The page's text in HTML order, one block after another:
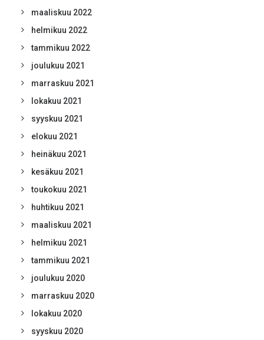
maaliskuu 2022
helmikuu 2022
tammikuu 2022
joulukuu 2021
marraskuu 2021
lokakuu 2021
syyskuu 2021
elokuu 2021
heinäkuu 2021
kesäkuu 2021
toukokuu 2021
huhtikuu 2021
maaliskuu 2021
helmikuu 2021
tammikuu 2021
joulukuu 2020
marraskuu 2020
lokakuu 2020
syyskuu 2020